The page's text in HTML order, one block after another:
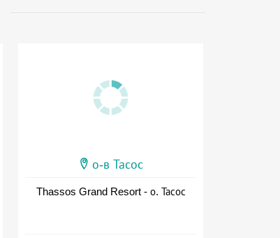
о-в Тасос
Thassos Grand Resort - о. Тасос